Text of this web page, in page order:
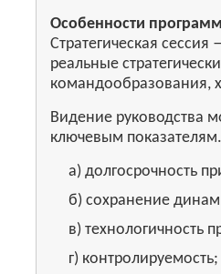
Особенности
Стратегическая
реальные
командообразования,
Видение руководства
ключевым показателям.
а) долгосрочность
б) сохранение
в) технологичность
г) контролируемость;